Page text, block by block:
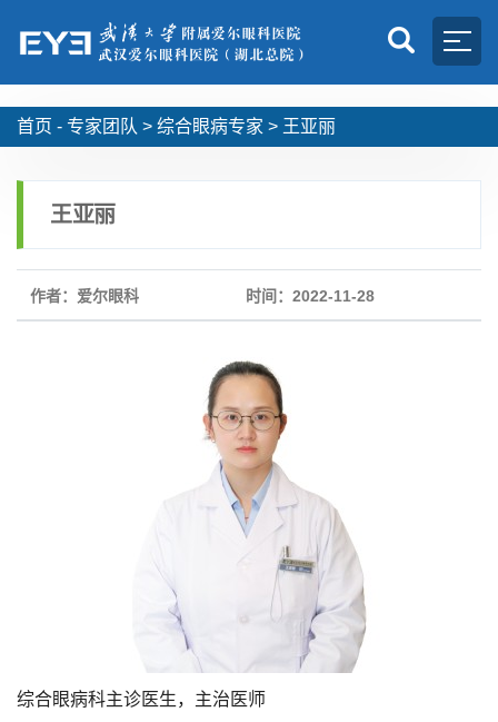
首页 - 专家团队 > 综合眼病专家 > 王亚丽
王亚丽
作者：爱尔眼科 时间：2022-11-28
综合眼病科主诊医生，主治医师